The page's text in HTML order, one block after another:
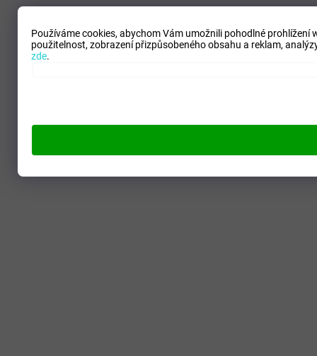
Používáme cookies, abychom Vám umožnili pohodlné
použitelnost,zobrazení přizpůsobeného obsahu a reklam,
zde.